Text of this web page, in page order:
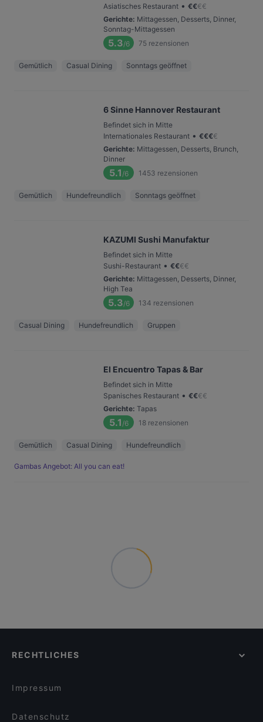
Asiatisches Restaurant • €€€€
Gerichte: Mittagessen, Desserts, Dinner,
Sonntag-Mittagessen
5.3/6 75 rezensionen
Gemütlich Casual Dining Sonntags geöffnet
6 Sinne Hannover Restaurant
Befindet sich in Mitte
Internationales Restaurant • €€€€
Gerichte: Mittagessen, Desserts, Brunch,
Dinner
5.1 /6 1453 rezensionen
Gemütlich Hundefreundlich Sonntags geöffnet
KAZUMI Sushi Manufaktur
Befindet sich in Mitte
Sushi-Restaurant • €€€€
Gerichte: Mittagessen, Desserts, Dinner,
High Tea
5.3/6 134 rezensionen
Casual Dining Hundefreundlich Gruppen
El Encuentro Tapas & Bar
Befindet sich in Mitte
Spanisches Restaurant • €€€€
Gerichte: Tapas
5.1 /6 18 rezensionen
Gemütlich Casual Dining Hundefreundlich
Gambas Angebot: All you can eat!
RECHTLICHES
Impressum
Datenschutz